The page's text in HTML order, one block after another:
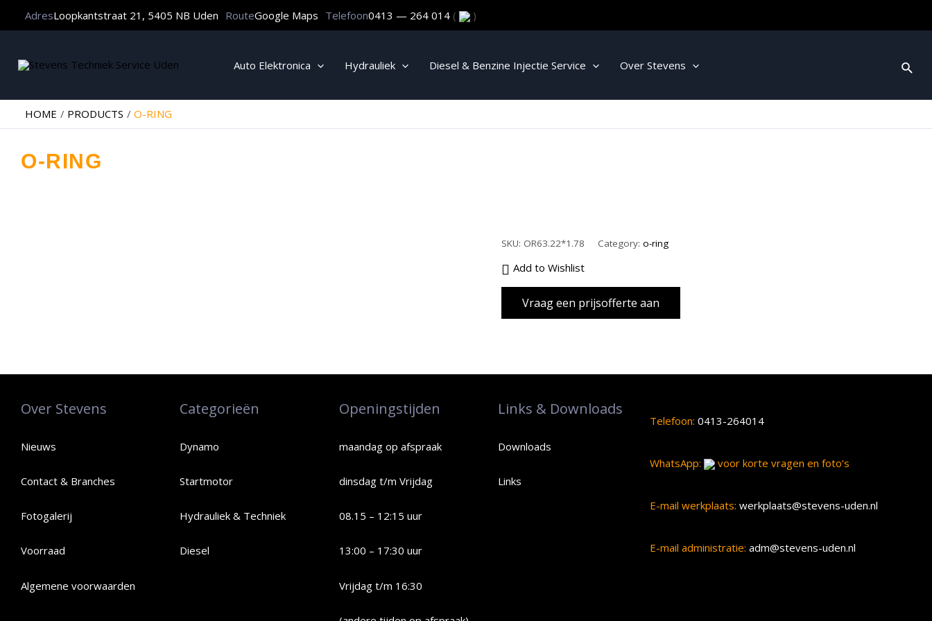
AdresLoopkantstraat 21, 5405 NB Uden RouteGoogle Maps Telefoon0413 — 264 014 ( )
Auto Elektronica Hydrauliek Diesel & Benzine Injectie Service Over Stevens
HOME PRODUCTS O-RING
O-RING
SKU: OR63.22*1.78 Category:o-ring
Add to Wishlist
Over Stevens
Nieuws
Contact & Branches
Fotogalerij
Voorraad
Algemene voorwaarden
Categorieën
Dynamo
Startmotor
Hydrauliek & Techniek
Diesel
Openingstijden
maandag op afspraak
dinsdag t/m Vrijdag
08.15 – 12:15 uur
13:00 – 17:30 uur
Vrijdag t/m 16:30
Links & Downloads
Downloads
Links
Telefoon: 0413-264014
WhatsApp: voor korte vragen en foto’s
E-mail werkplaats: werkplaats@stevens-uden.nl
E-mail administratie: adm@stevens-uden.nl